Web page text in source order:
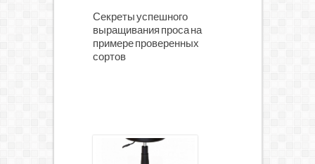
Секреты успешного
выращивания проса на
примере проверенных
сортов